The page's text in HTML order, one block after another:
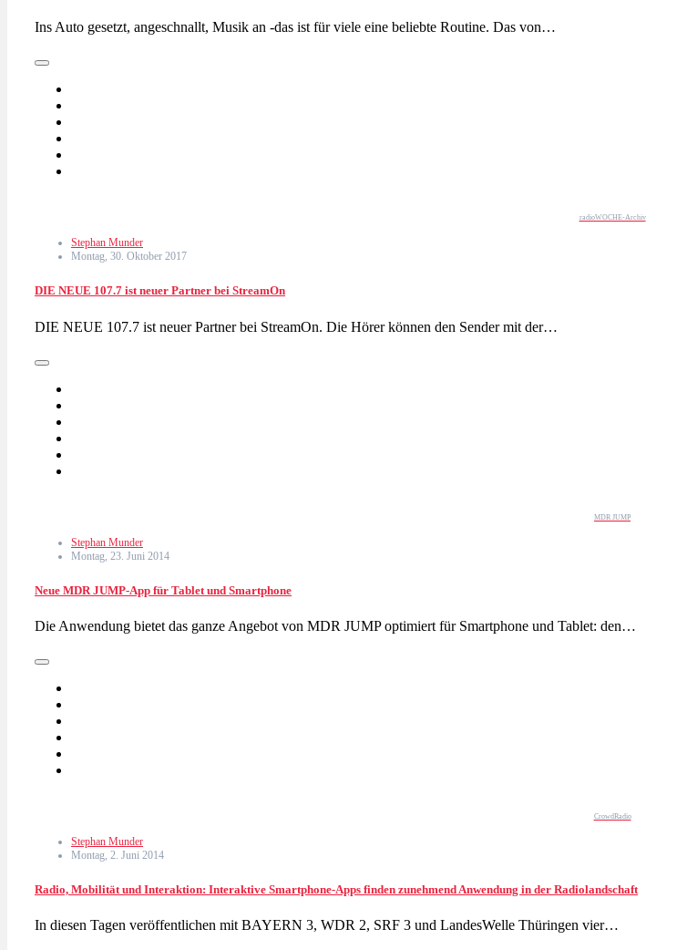
Ins Auto gesetzt, angeschnallt, Musik an -das ist für viele eine beliebte Routine. Das von…
radioWOCHE-Archiv
Stephan Munder
Montag, 30. Oktober 2017
DIE NEUE 107.7 ist neuer Partner bei StreamOn
DIE NEUE 107.7 ist neuer Partner bei StreamOn. Die Hörer können den Sender mit der…
MDR JUMP
Stephan Munder
Montag, 23. Juni 2014
Neue MDR JUMP-App für Tablet und Smartphone
Die Anwendung bietet das ganze Angebot von MDR JUMP optimiert für Smartphone und Tablet: den…
CrowdRadio
Stephan Munder
Montag, 2. Juni 2014
Radio, Mobilität und Interaktion: Interaktive Smartphone-Apps finden zunehmend Anwendung in der Radiolandschaft
In diesen Tagen veröffentlichen mit BAYERN 3, WDR 2, SRF 3 und LandesWelle Thüringen vier…